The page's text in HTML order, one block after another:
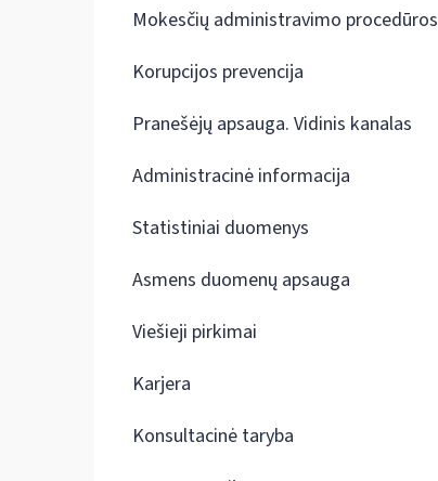
Mokesčių administravimo procedūros
Korupcijos prevencija
Pranešėjų apsauga. Vidinis kanalas
Administracinė informacija
Statistiniai duomenys
Asmens duomenų apsauga
Viešieji pirkimai
Karjera
Konsultacinė taryba